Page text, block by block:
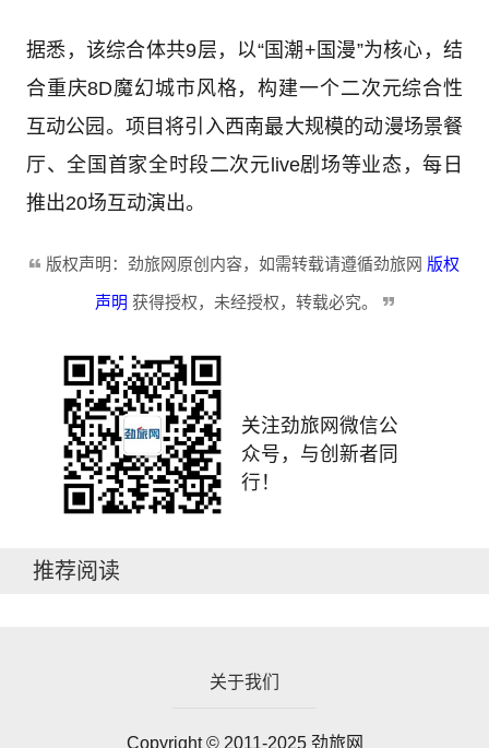
据悉，该综合体共9层，以“国潮+国漫”为核心，结
合重庆8D魔幻城市风格，构建一个二次元综合性
互动公园。项目将引入西南最大规模的动漫场景餐
厅、全国首家全时段二次元live剧场等业态，每日
推出20场互动演出。
版权声明：劲旅网原创内容，如需转载请遵循劲旅网 版权
声明 获得授权，未经授权，转载必究。
关注劲旅网微信公
众号，与创新者同
行！
推荐阅读
关于我们
Copyright © 2011-2025 劲旅网